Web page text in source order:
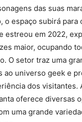
das suas
o espaço subirá para
estreou em 2022,
maior, ocupando
O setor traz uma
ao universo geek e
dos visitantes.
oferece diversas
uma grande